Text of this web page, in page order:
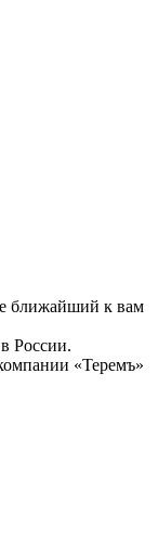
ближайший к вам
России.
«Теремъ»